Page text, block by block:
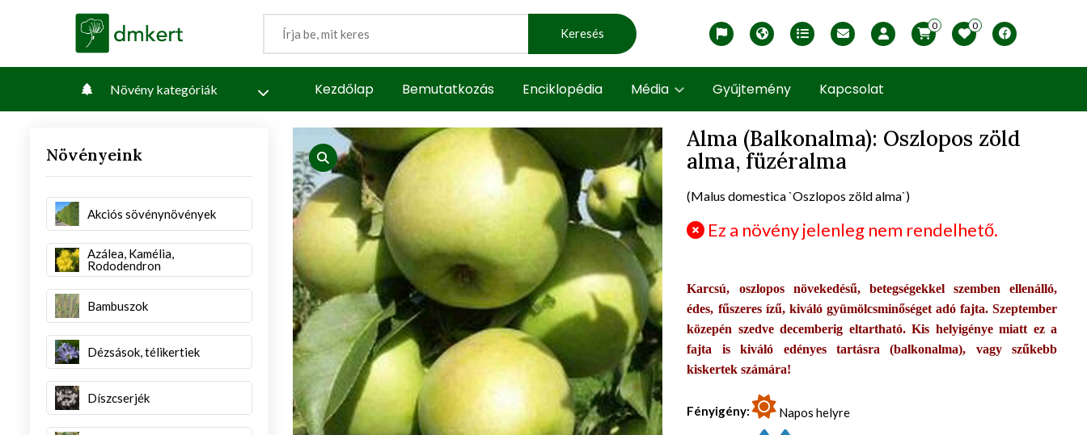
Keresés
English versionTélállósági zónák
Nyomtatható ABC árjegyzék
Profilom
0 0
Facebook
Növény kategóriák Kezdőlap Bemutatkozás Enciklopédia Média Gyűjtemény Kapcsolat
Növényeink
Akciós sövénynövények
Azálea, Kamélia,
Rododendron
Bambuszok
Dézsások, télikertiek
Díszcserjék
product view product view
Alma (Balkonalma): Oszlopos zöld
alma, füzéralma
(Malus domestica `Oszlopos zöld alma`)
Ez a növény jelenleg nem rendelhető.
Karcsú, oszlopos növekedésű, betegségekkel szemben ellenálló,
édes, fűszeres ízű, kiváló gyümölcsminőséget adó fajta. Szeptember
közepén szedve decemberig eltartható. Kis helyigénye miatt ez a
fajta is kiváló edényes tartásra (balkonalma), vagy szűkebb
kiskertek számára!
Fényigény: Napos helyre